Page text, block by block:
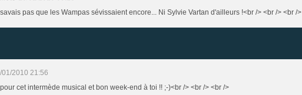
pas que les Wampas sévissaient encore... Ni Sylvie Vartan d'ailleurs !<br /> <br /> <br />
01/2010 21:56
cet intermède musical et bon week-end à toi !! ;-)<br /> <br /> <br />